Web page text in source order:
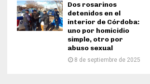
Dos rosarinos
detenidos en el
interior de Córdoba:
uno por homicidio
simple, otro por
abuso sexual
8 de septiembre de 2025